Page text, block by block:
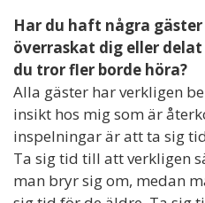
Har du haft några
överraskat dig eller
du tror fler borde höra?
Alla gäster har verkligen
insikt hos mig som är
inspelningar är att ta sig
Ta sig tid till att verkligen
man bryr sig om, medan